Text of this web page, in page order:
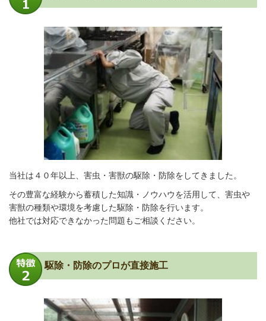
当社は４０年以上、害虫・害獣の駆除・防除をしてきました。
その豊富な経験から蓄積した知識・ノウハウを活用して、害虫や
害獣の種類や環境を考慮した駆除・防除を行います。
他社では対応できなかった問題もご相談ください。
駆除・防除のプロが直接施工